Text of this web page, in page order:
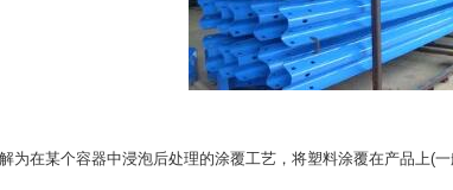
在某个容器中浸泡后处理的涂覆工艺，将塑料涂覆在产品上(一